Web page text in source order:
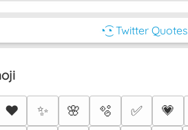
◔͜͡◔ Twitter Quotes
❤️ ✨ 🌸 🫧 ✅ 💗